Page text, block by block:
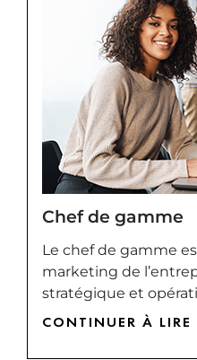
Chef de gamme
Le chef de gamme
marketing de
stratégique et
CONTINUER À LIRE